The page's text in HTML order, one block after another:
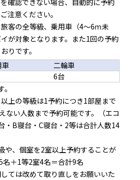
確認できない場合、自動的に予約
注意ください。
客の全等級、乗用車（4～6ｍ未
が対象となります。また1回の予約
りです。
二輪車
6台
上の等級は1予約につき1部屋まで
ない人数まで予約可能です。（エコ
・B寝台・C寝台・2等は合計人数14
や、個室を2室以上予約することが
名＋1等2室4名＝合計9名
ては改めて取り直しをお願いいた